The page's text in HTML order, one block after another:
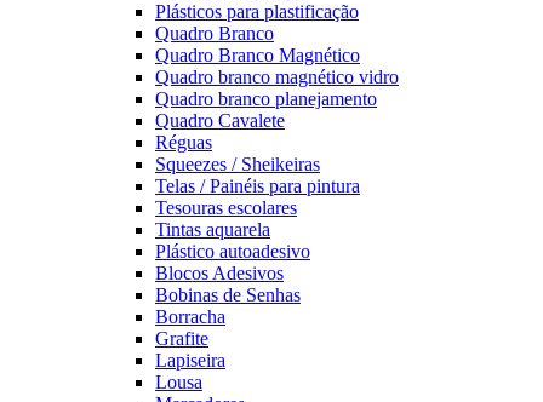
Plásticos para plastificação
Quadro Branco
Quadro Branco Magnético
Quadro branco magnético vidro
Quadro branco planejamento
Quadro Cavalete
Réguas
Squeezes / Sheikeiras
Telas / Painéis para pintura
Tesouras escolares
Tintas aquarela
Plástico autoadesivo
Blocos Adesivos
Bobinas de Senhas
Borracha
Grafite
Lapiseira
Lousa